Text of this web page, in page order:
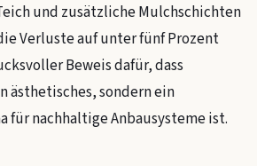
und zusätzliche Mulchschichten
Verluste auf unter fünf Prozent
Beweis dafür, dass
ästhetisches, sondern ein
für nachhaltige Anbausysteme ist.